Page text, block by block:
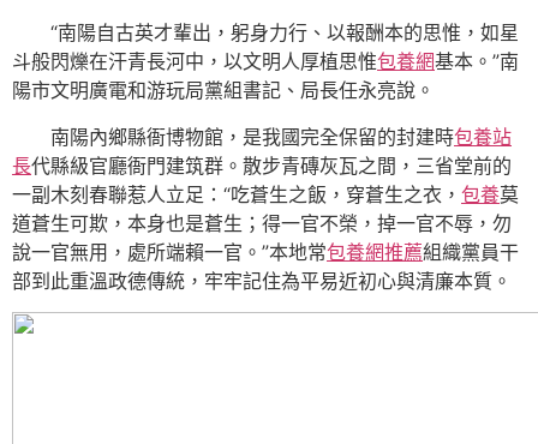
“南陽自古英才輩出，躬身力行、以報酬本的思惟，如星
斗般閃爍在汗青長河中，以文明人厚植思惟包養網基本。”南
陽市文明廣電和游玩局黨組書記、局長任永亮說。
南陽內鄉縣衙博物館，是我國完全保留的封建時包養站
長代縣級官廳衙門建筑群。散步青磚灰瓦之間，三省堂前的
一副木刻春聯惹人立足：“吃蒼生之飯，穿蒼生之衣， 包養莫
道蒼生可欺，本身也是蒼生；得一官不榮，掉一官不辱，勿
說一官無用，處所端賴一官。”本地常包養網推薦組織黨員干
部到此重溫政德傳統，牢牢記住為平易近初心與清廉本質。